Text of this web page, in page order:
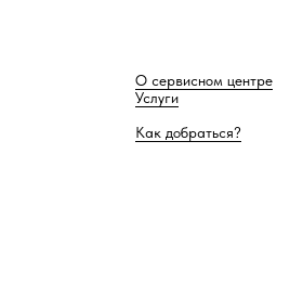
О сервисном центре
Услуги
Как добраться?